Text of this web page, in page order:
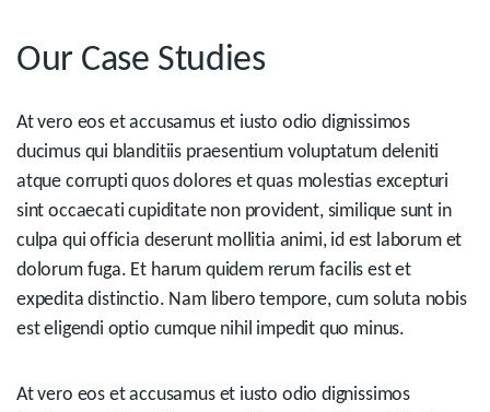
Our Case Studies
At vero eos et accusamus et iusto odio dignissimos
ducimus qui blanditiis praesentium voluptatum deleniti
atque corrupti quos dolores et quas molestias excepturi
sint occaecati cupiditate non provident, similique sunt in
culpa qui officia deserunt mollitia animi, id est laborum et
dolorum fuga. Et harum quidem rerum facilis est et
expedita distinctio. Nam libero tempore, cum soluta nobis
est eligendi optio cumque nihil impedit quo minus.
At vero eos et accusamus et iusto odio dignissimos